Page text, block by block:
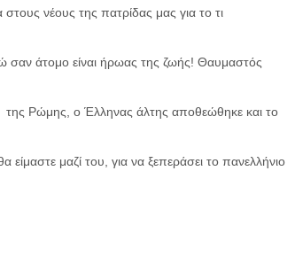
στους νέους της πατρίδας μας για το τι
σαν άτομο είναι ήρωας της ζωής! Θαυμαστός
της Ρώμης, ο Έλληνας άλτης αποθεώθηκε και το
μαζί του, για να ξεπεράσει το πανελλήνιο